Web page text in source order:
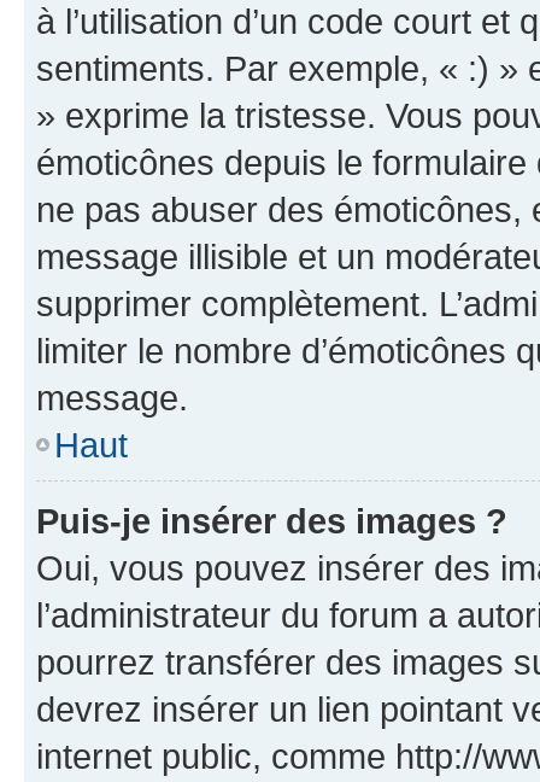
à l’utilisation d’un code court et
sentiments. Par exemple, « :) »
» exprime la tristesse. Vous
émoticônes depuis le
ne pas abuser des
message illisible et un
supprimer complètement.
limiter le nombre d’émoticônes
message.
Haut
Puis-je insérer des images ?
Oui, vous pouvez insérer des
l’administrateur du forum a
pourrez transférer des images
devrez insérer un lien pointant
internet public, comme http://